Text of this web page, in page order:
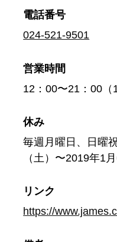
電話番号
024-521-9501
営業時間
12：00〜21：00（
休み
毎週月曜日、日曜
（土）〜2019年1
リンク
https://